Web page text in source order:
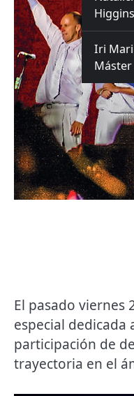
Higgins
Iri
Máster
El pasado viernes
especial dedicada
participación de
trayectoria en el